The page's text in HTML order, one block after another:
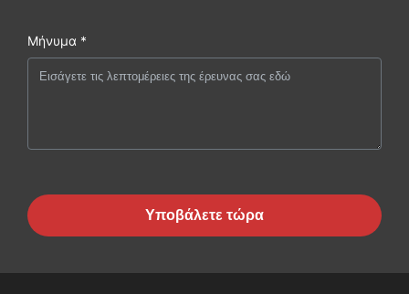
Μήνυμα *
Υποβάλετε τώρα